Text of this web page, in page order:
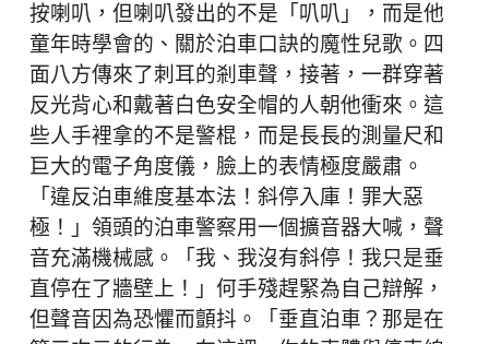
按喇叭，但喇叭發出的不是「叭叭」，而是他
童年時學會的、關於泊車口訣的魔性兒歌。四
面八方傳來了刺耳的剎車聲，接著，一群穿著
反光背心和戴著白色安全帽的人朝他衝來。這
些人手裡拿的不是警棍，而是長長的測量尺和
巨大的電子角度儀，臉上的表情極度嚴肅。
「違反泊車維度基本法！斜停入庫！罪大惡
極！」領頭的泊車警察用一個擴音器大喊，聲
音充滿機械感。「我、我沒有斜停！我只是垂
直停在了牆壁上！」何手殘趕緊為自己辯解，
但聲音因為恐懼而顫抖。「垂直泊車？那是在